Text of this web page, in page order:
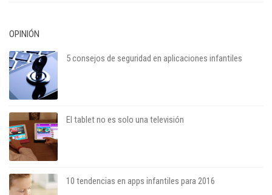
OPINIÓN
5 consejos de seguridad en aplicaciones infantiles
El tablet no es solo una televisión
10 tendencias en apps infantiles para 2016